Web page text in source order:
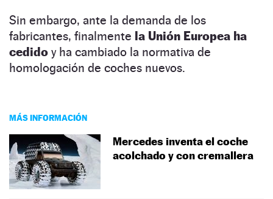
Sin embargo, ante la demanda de los
fabricantes, finalmente la Unión Europea ha
cedido y ha cambiado la normativa de
homologación de coches nuevos.
MÁS INFORMACIÓN
Mercedes inventa el coche
acolchado y con cremallera